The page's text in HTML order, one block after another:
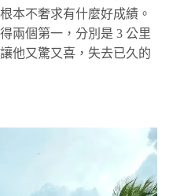
本不奢求有什麼好成績。
兩個第一，分別是 3 公里
他又驚又喜，失去已久的